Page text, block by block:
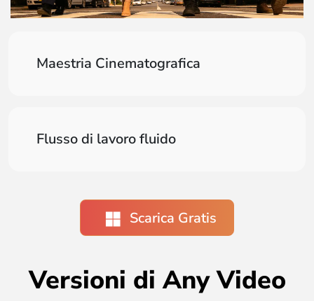
Maestria Cinematografica
Flusso di lavoro fluido
Scarica Gratis
Versioni di Any Video